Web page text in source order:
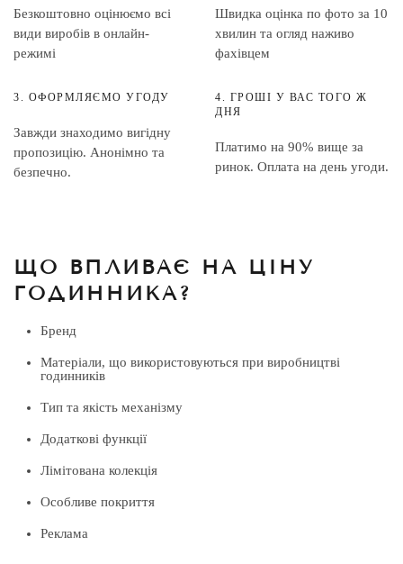
Безкоштовно оцінюємо всі
види виробів в онлайн-
режимі
Швидка оцінка по фото за 10
хвилин та огляд наживо
фахівцем
3. ОФОРМЛЯЄМО УГОДУ
Завжди знаходимо вигідну
пропозицію. Анонімно та
безпечно.
4. ГРОШІ У ВАС ТОГО Ж
ДНЯ
Платимо на 90% вище за
ринок. Оплата на день угоди.
ЩО ВПЛИВАЄ НА ЦІНУ
ГОДИННИКА?
Бренд
Матеріали, що використовуються при виробництві
годинників
Тип та якість механізму
Додаткові функції
Лімітована колекція
Особливе покриття
Реклама